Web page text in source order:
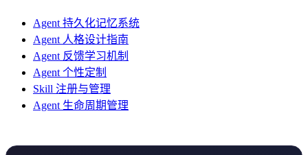
Agent 持久化记忆系统
Agent 人格设计指南
Agent 反馈学习机制
Agent 个性定制
Skill 注册与管理
Agent 生命周期管理